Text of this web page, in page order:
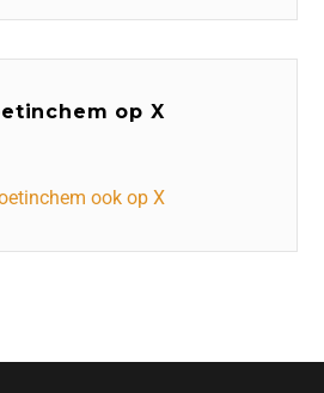
op X
ook op X